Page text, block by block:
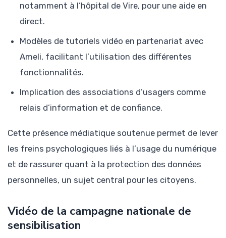
notamment à l’hôpital de Vire, pour une aide en
direct.
Modèles de tutoriels vidéo en partenariat avec
Ameli, facilitant l’utilisation des différentes
fonctionnalités.
Implication des associations d’usagers comme
relais d’information et de confiance.
Cette présence médiatique soutenue permet de lever
les freins psychologiques liés à l’usage du numérique
et de rassurer quant à la protection des données
personnelles, un sujet central pour les citoyens.
Vidéo de la campagne nationale de
sensibilisation